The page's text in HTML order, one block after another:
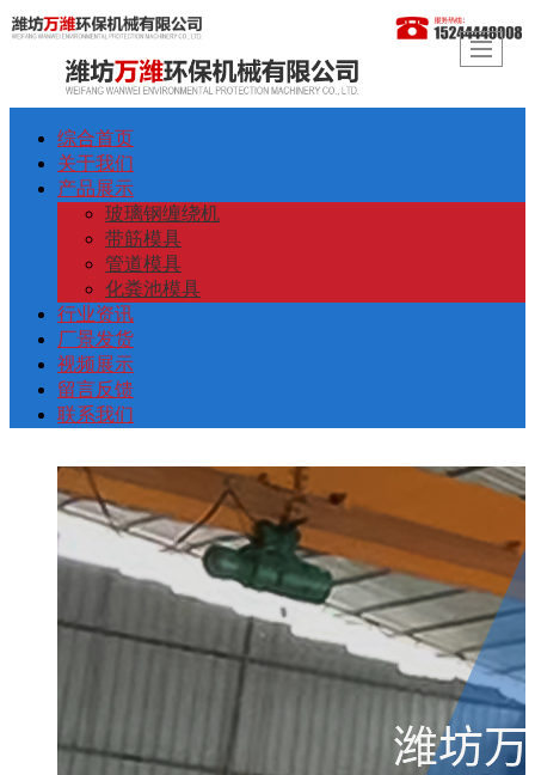
综合首页
关于我们
产品展示
玻璃钢缠绕机
带筋模具
管道模具
化粪池模具
行业资讯
厂景发货
视频展示
留言反馈
联系我们